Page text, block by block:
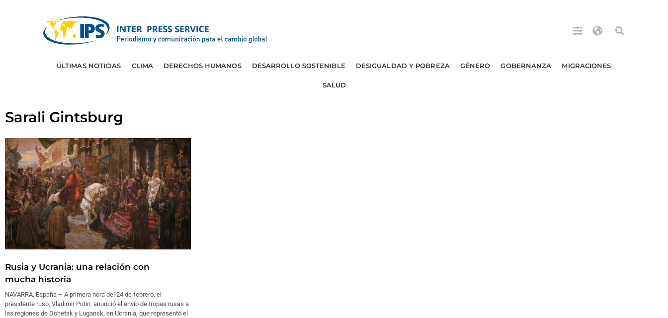
ÚLTIMAS NOTICIAS CLIMA DERECHOS HUMANOS DESARROLLO SOSTENIBLE DESIGUALDAD Y POBREZA GÉNERO GOBERNANZA MIGRACIONES
SALUD
Sarali Gintsburg
Rusia y Ucrania: una relación con
mucha historia
NAVARRA, España – A primera hora del 24 de febrero, el
presidente ruso, Vladimir Putin, anunció el envío de tropas rusas a
las regiones de Donetsk y Lugansk, en Ucrania, que representó el